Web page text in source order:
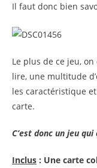
Il faut donc bien
Le plus de ce jeu,
lire, une multitude
les caractéristique
carte.
C’est donc un jeu
Inclus : Une carte